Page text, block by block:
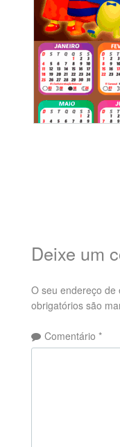
Deixe um
O seu endereço de
obrigatórios são
Comentário *